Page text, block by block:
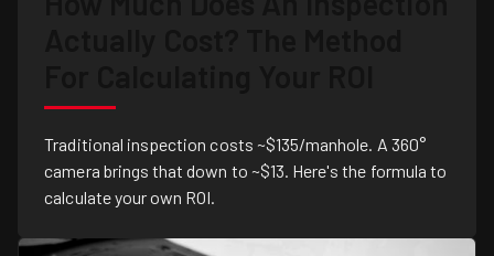
Traditional inspection costs ~$135/manhole. A 360°
camera brings that down to ~$13. Here's the formula to
calculate your own ROI.